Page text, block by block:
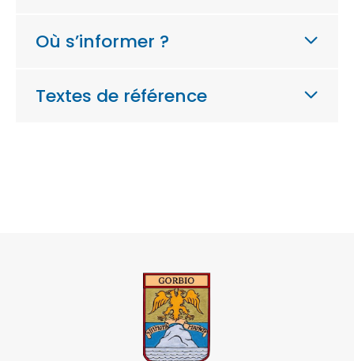
Où s’informer ?
Textes de référence